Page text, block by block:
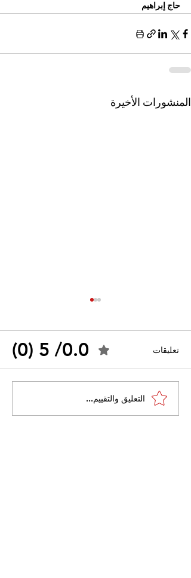
حاج إبراهيم
المنشورات الأخيرة
القضاء الإداري يقضي بحل
نقابة "كنابست"
تعليقات 0.0/ 5 (0)
التعليق والتقييم...